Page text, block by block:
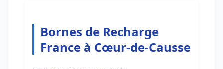
Bornes de Recharge
France à Cœur-de-Causse